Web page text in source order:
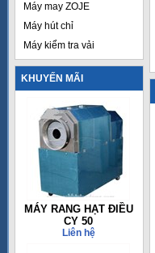
Máy may ZOJE
Máy hút chỉ
Máy kiểm tra vải
KHUYẾN MÃI
MÁY RANG HẠT ĐIỀU
CY 50
Liên hệ